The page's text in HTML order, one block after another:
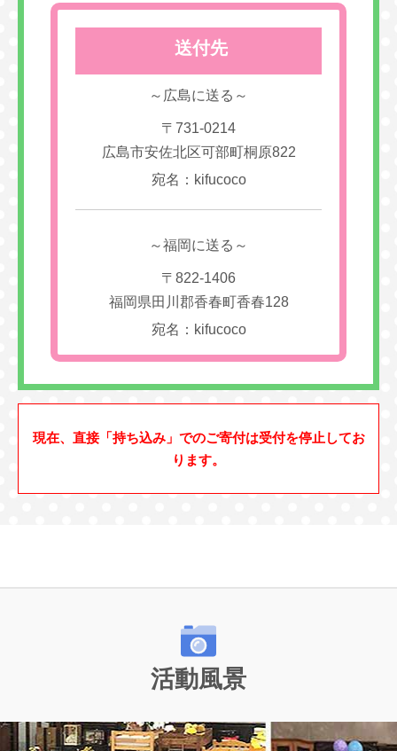
送付先
～広島に送る～
〒731-0214
広島市安佐北区可部町桐原822
宛名：kifucoco
～福岡に送る～
〒822-1406
福岡県田川郡香春町香春128
宛名：kifucoco
現在、直接「持ち込み」でのご寄付は受付を停止してお
ります。
活動風景